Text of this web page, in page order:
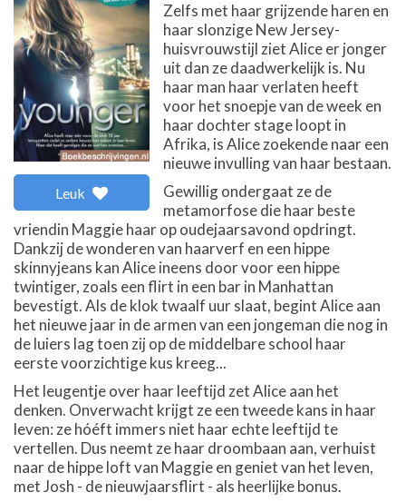
Leuk
Zelfs met haar grijzende haren en
haar slonzige New Jersey-
huisvrouwstijl ziet Alice er jonger
uit dan ze daadwerkelijk is. Nu
haar man haar verlaten heeft
voor het snoepje van de week en
haar dochter stage loopt in
Afrika, is Alice zoekende naar een
nieuwe invulling van haar bestaan.
Gewillig ondergaat ze de
metamorfose die haar beste
vriendin Maggie haar op oudejaarsavond opdringt.
Dankzij de wonderen van haarverf en een hippe
skinnyjeans kan Alice ineens door voor een hippe
twintiger, zoals een flirt in een bar in Manhattan
bevestigt. Als de klok twaalf uur slaat, begint Alice aan
het nieuwe jaar in de armen van een jongeman die nog in
de luiers lag toen zij op de middelbare school haar
eerste voorzichtige kus kreeg...
Het leugentje over haar leeftijd zet Alice aan het
denken. Onverwacht krijgt ze een tweede kans in haar
leven: ze hóéft immers niet haar echte leeftijd te
vertellen. Dus neemt ze haar droombaan aan, verhuist
naar de hippe loft van Maggie en geniet van het leven,
met Josh - de nieuwjaarsflirt - als heerlijke bonus.